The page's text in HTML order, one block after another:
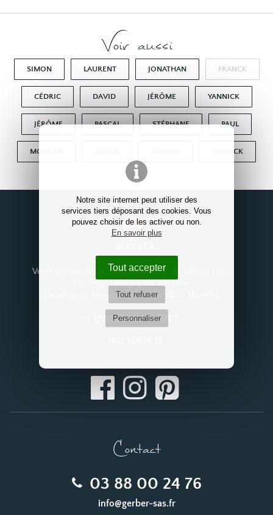
Notre site internet peut utiliser des
services tiers déposant des cookies. Vous
pouvez choisir de les activer ou non.
En savoir plus
Tout accepter
Tout refuser
Personnaliser
Voir aussi
SIMON LAURENT JONATHAN FRANCK
CÉDRIC DAVID JÉRÔME YANNICK
JÉRÔME PASCAL STÉPHANE PAUL
MORGAN YANNICK
Vente et pose de carrelage. Réalisation de salle de bain.
Carrelage Dallage pour terrasse.
Carreleur en Alsace Lorraine (Bas-Rhin, Moselle)
QUI SOMMES-NOUS ?
Contact
03 88 00 24 76
info@gerber-sas.fr